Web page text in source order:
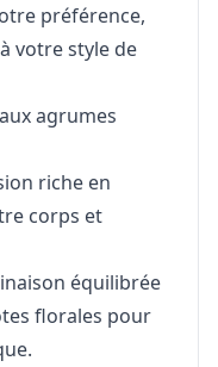
préférence,
votre style de
agrumes
riche en
corps et
équilibrée
florales pour